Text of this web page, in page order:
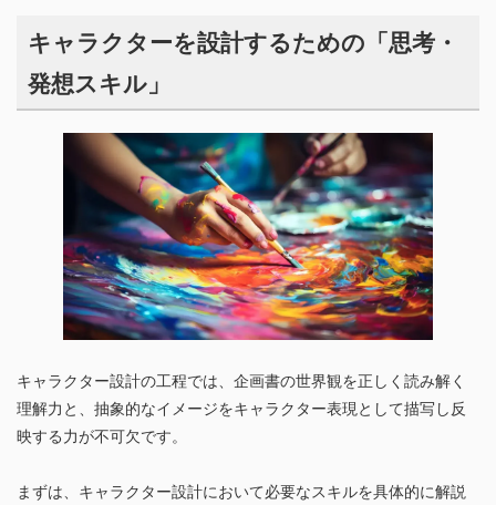
キャラクターを設計するための「思考・
発想スキル」
キャラクター設計の工程では、企画書の世界観を正しく読み解く
理解力と、抽象的なイメージをキャラクター表現として描写し反
映する力が不可欠です。
まずは、キャラクター設計において必要なスキルを具体的に解説